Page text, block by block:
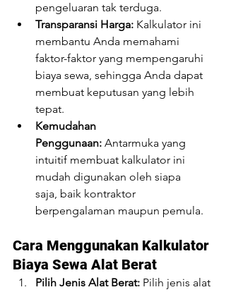
pengeluaran tak terduga.
Transparansi Harga: Kalkulator ini
membantu Anda memahami
faktor-faktor yang mempengaruhi
biaya sewa, sehingga Anda dapat
membuat keputusan yang lebih
tepat.
Kemudahan
Penggunaan: Antarmuka yang
intuitif membuat kalkulator ini
mudah digunakan oleh siapa
saja, baik kontraktor
berpengalaman maupun pemula.
Cara Menggunakan Kalkulator
Biaya Sewa Alat Berat
Pilih Jenis Alat Berat: Pilih jenis alat